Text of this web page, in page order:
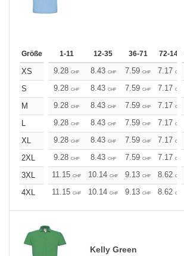
Größe 1-11 12-35 36-71 72-143
XS 9.28 CHF 8.43 CHF 7.59 CHF 7.17 CHF
S
9.28 CHF 8.43 CHF 7.59 CHF 7.17 CHF
M
9.28 CHF 8.43 CHF 7.59 CHF 7.17 CHF
L
9.28 CHF 8.43 CHF 7.59 CHF 7.17 CHF
XL
9.28 CHF 8.43 CHF 7.59 CHF 7.17 CHF
2XL
9.28 CHF 8.43 CHF 7.59 CHF 7.17 CHF
3XL
11.15 CHF 10.14 CHF 9.13 CHF 8.62 CHF
4XL
11.15 CHF 10.14 CHF 9.13 CHF 8.62 CHF
Kelly Green